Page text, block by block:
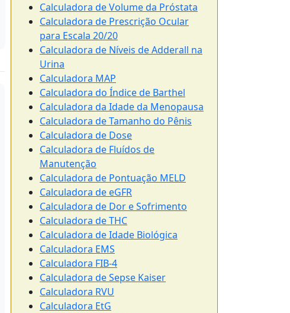
Calculadora de Volume da Próstata
Calculadora de Prescrição Ocular
para Escala 20/20
Calculadora de Níveis de Adderall na
Urina
Calculadora MAP
Calculadora do Índice de Barthel
Calculadora da Idade da Menopausa
Calculadora de Tamanho do Pênis
Calculadora de Dose
Calculadora de Fluídos de
Manutenção
Calculadora de Pontuação MELD
Calculadora de eGFR
Calculadora de Dor e Sofrimento
Calculadora de THC
Calculadora de Idade Biológica
Calculadora EMS
Calculadora FIB-4
Calculadora de Sepse Kaiser
Calculadora RVU
Calculadora EtG